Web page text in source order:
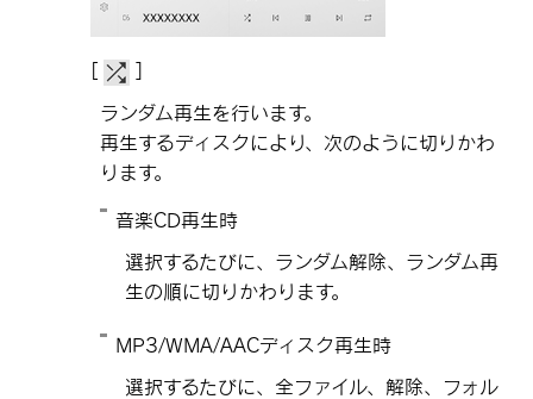
[‍
‍]
ランダム再生を行います。
再生するディスクにより、次のように切りかわ
ります。
音楽CD再生時
選択するたびに、ランダム解除、ランダム再
生の順に切りかわります。
MP3/WMA/AACディスク再生時
選択するたびに、全ファイル、解除、フォル